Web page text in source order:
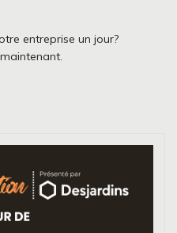
entreprise un jour?